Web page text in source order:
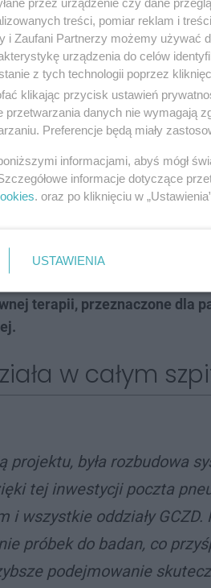
w tym sieci
pożaru.
i montaż urządzeń
wyposażenia, w tym
mostu medycznego) oraz
Operacyjnego. W ramach
Oddziale Anestezjologii i
terapii, przeznaczone dla
w całym
projektu, była rozbudowa
tej inwestycji poczta
i wszystkie oddziały
próbek do badan, co
podejmowanie
treści, pomiar reklam i
i Zaufani Partnerzy możemy używać
urządzenia do celów
z tych technologii poprzez
klikając przycisk ustawień
przetwarzania danych nie wymagają
Preferencje będą miały
informacjami, abyś mógł
informacje dotyczące
. oraz po kliknięciu w
USTAWIENIA